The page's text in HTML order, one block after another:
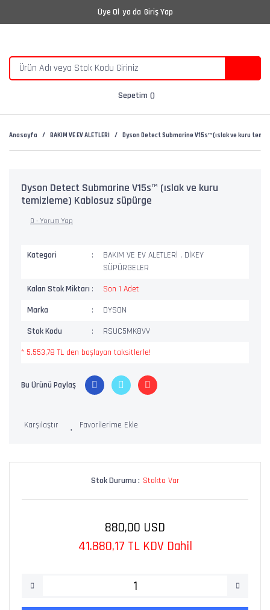
Üye Ol ya da Giriş Yap
Sepetim
Anasayfa BAKIM VE EV ALETLERİ Dyson Detect Submarine V15s™ (ıslak ve kuru
Dyson Detect Submarine V15s™ (ıslak ve kuru
temizleme) Kablosuz süpürge
0 - Yorum Yap
Kategori BAKIM VE EV ALETLERİ , DİKEY
SÜPÜRGELER
Kalan Stok Miktarı
Son 1 Adet
Marka
DYSON
Stok Kodu
RSUC5MK8VV
* 5.553,78 TL den başlayan taksitlerle!
Bu Ürünü Paylaş
Karşılaştır
Stok Durumu : Stokta Var
880,00 USD
41.880,17 TL KDV Dahil